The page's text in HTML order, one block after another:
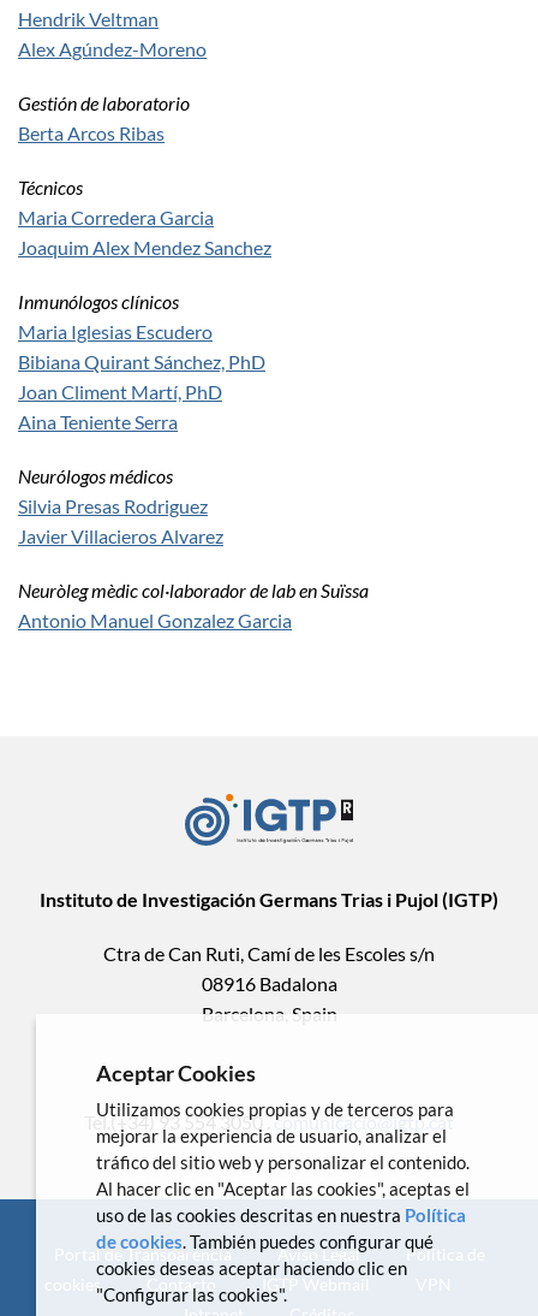
Hendrik Veltman
Alex Agúndez-Moreno
Gestión de laboratorio
Berta Arcos Ribas
Técnicos
Maria Corredera Garcia
Joaquim Alex Mendez Sanchez
Inmunólogos clínicos
Maria Iglesias Escudero
Bibiana Quirant Sánchez, PhD
Joan Climent Martí, PhD
Aina Teniente Serra
Neurólogos médicos
Silvia Presas Rodriguez
Javier Villacieros Alvarez
Neuròleg mèdic col·laborador de lab en Suïssa
Antonio Manuel Gonzalez Garcia
Instituto de Investigación Germans Trias i Pujol (IGTP)
Ctra de Can Ruti, Camí de les Escoles s/n
08916 Badalona
Barcelona, Spain
Tel.(+34) 93 554 3050 .comunicacio@igtp.cat
Portal de Transparencia Aviso Legal
Política de
cookies
Contacto IGTP Webmail
Aceptar Cookies
Utilizamos cookies propias y de terceros para
mejorar la experiencia de usuario, analizar el
tráfico del sitio web y personalizar el contenido.
Al hacer clic en "Aceptar las cookies", aceptas el
uso de las cookies descritas en nuestra Política
de cookies. También puedes configurar qué
cookies deseas aceptar haciendo clic en
"Configurar las cookies".